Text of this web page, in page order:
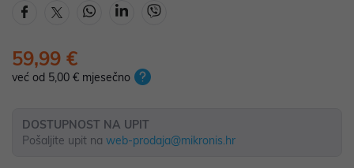
59,99 €
već od 5,00 € mjesečno
DOSTUPNOST NA UPIT
Pošaljite upit na web-prodaja@mikronis.hr